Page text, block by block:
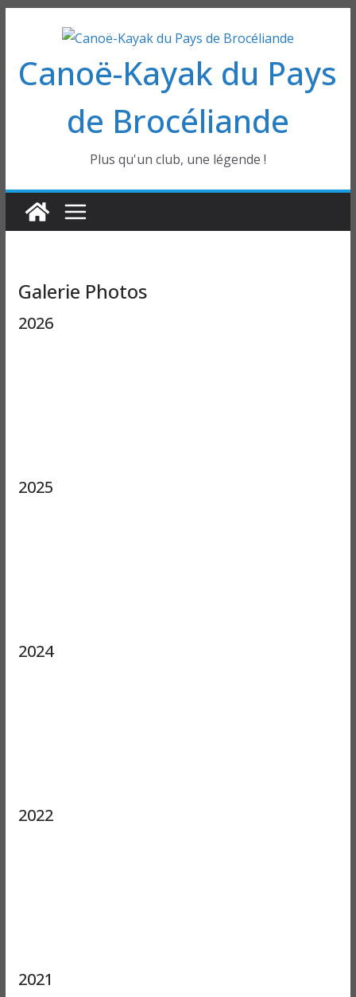
contenu
Canoë-Kayak du Pays
de Brocéliande
Plus qu'un club, une légende !
Galerie Photos
2026
2025
2024
2022
2021